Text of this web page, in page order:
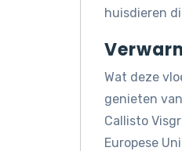
huisdieren
Wat deze
genieten
Callisto
Europese